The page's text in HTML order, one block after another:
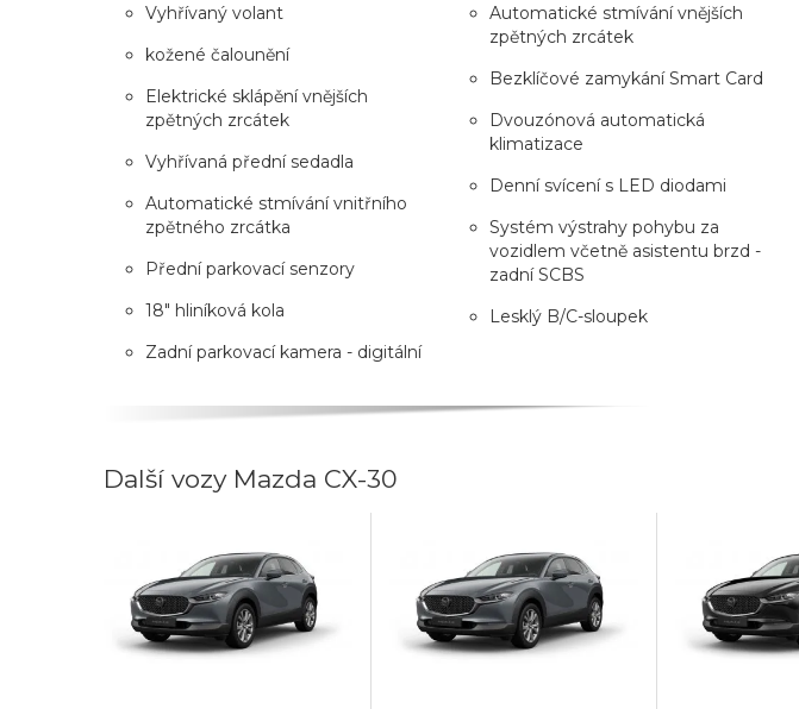
Vyhřívaný volant
kožené čalounění
Elektrické sklápění vnějších
zpětných zrcátek
Vyhřívaná přední sedadla
Automatické stmívání vnitřního
zpětného zrcátka
Přední parkovací senzory
18" hliníková kola
Zadní parkovací kamera - digitální
Automatické stmívání vnějších
zpětných zrcátek
Bezklíčové zamykání Smart Card
Dvouzónová automatická
klimatizace
Denní svícení s LED diodami
Systém výstrahy pohybu za
vozidlem včetně asistentu brzd -
zadní SCBS
Lesklý B/C-sloupek
Další vozy Mazda CX-30